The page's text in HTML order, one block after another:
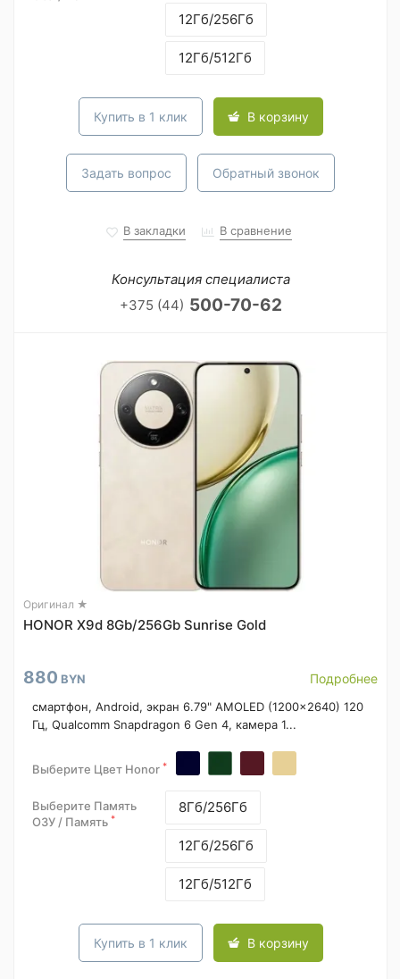
12Гб/256Гб
12Гб/512Гб
Купить в 1 клик В корзину
Задать вопрос Обратный звонок
В закладки В сравнение
Консультация специалиста
+375 (44) 500-70-62
Оригинал ★
HONOR X9d 8Gb/256Gb Sunrise Gold
880 BYN Подробнее
смартфон, Android, экран 6.79" AMOLED (1200x2640) 120
Гц, Qualcomm Snapdragon 6 Gen 4, камера 1...
Выберите Цвет Honor *
Выберите Память
ОЗУ / Память *
8Гб/256Гб
12Гб/256Гб
12Гб/512Гб
Купить в 1 клик В корзину